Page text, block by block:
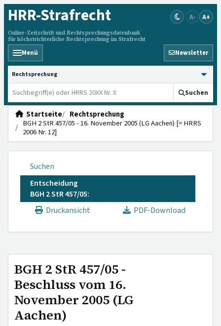
HRR-Strafrecht
Online-Zeitschrift und Rechtsprechungsdatenbank
für höchstrichterliche Rechtsprechung im Strafrecht
A- A+
Menü Newsletter
HRRS durchsuchen
Suchen
Startseite
Rechtsprechung
BGH 2 StR 457/05 - 16. November 2005 (LG Aachen) [= HRRS
2006 Nr. 12]
Suchen
Entscheidung
BGH 2 StR 457/05:
Druckansicht
PDF-Download
BGH 2 StR 457/05 -
Beschluss vom 16.
November 2005 (LG
Aachen)